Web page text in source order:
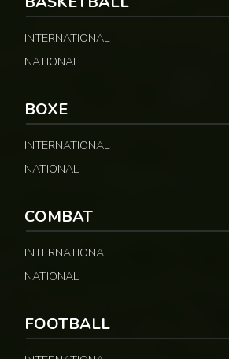
INTERNATIONAL
NATIONAL
BOXE
INTERNATIONAL
NATIONAL
COMBAT
INTERNATIONAL
NATIONAL
FOOTBALL